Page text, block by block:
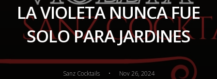
LA VIOLETA NUNCA FUE
SOLO PARA JARDINES
Sanz Cocktails · Nov 26, 2024